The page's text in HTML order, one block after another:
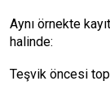
Aynı örnekte
halinde:
Teşvik öncesi